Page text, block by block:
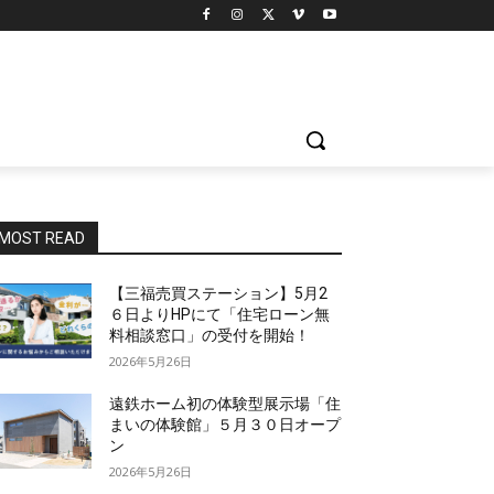
READ
【三福売買ステーション】5月2
６日よりHPにて「住宅ローン無
料相談窓口」の受付を開始！
2026年5月26日
遠鉄ホーム初の体験型展示場「住
まいの体験館」５月３０日オープ
ン
2026年5月26日